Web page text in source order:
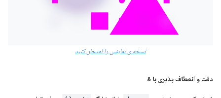
نسخه ی نمایشی را امتحان کنید
دقت و انعطاف پذیری با &